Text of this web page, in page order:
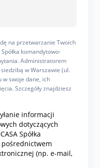
na przetwarzanie Twoich
komandytowo-
Administratorem
w Warszawie (ul.
w swoje dane, ich
Szczegóły znajdziesz
informacji
dotyczących
Spółka
(np. e-mail,